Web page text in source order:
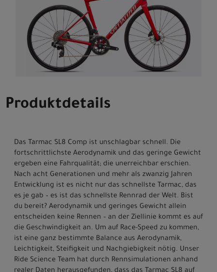
Produktdetails
Das Tarmac SL8 Comp ist unschlagbar schnell. Die
fortschrittlichste Aerodynamik und das geringe Gewicht
ergeben eine Fahrqualität; die unerreichbar erschien.
Nach acht Generationen und mehr als zwanzig Jahren
Entwicklung ist es nicht nur das schnellste Tarmac, das
es je gab – es ist das schnellste Rennrad der Welt. Bist
du bereit? Aerodynamik und geringes Gewicht allein
entscheiden keine Rennen – an der Ziellinie kommt es auf
die Geschwindigkeit an. Um auf Race-Speed zu kommen,
ist eine ganz bestimmte Balance aus Aerodynamik,
Leichtigkeit, Steifigkeit und Nachgiebigkeit nötig. Unser
Ride Science Team hat durch Rennsimulationen anhand